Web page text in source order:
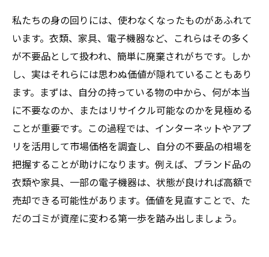
私たちの身の回りには、使わなくなったものがあふれて
います。衣類、家具、電子機器など、これらはその多く
が不要品として扱われ、簡単に廃棄されがちです。しか
し、実はそれらには思わぬ価値が隠れていることもあり
ます。まずは、自分の持っている物の中から、何が本当
に不要なのか、またはリサイクル可能なのかを見極める
ことが重要です。この過程では、インターネットやアプ
リを活用して市場価格を調査し、自分の不要品の相場を
把握することが助けになります。例えば、ブランド品の
衣類や家具、一部の電子機器は、状態が良ければ高額で
売却できる可能性があります。価値を見直すことで、た
だのゴミが資産に変わる第一歩を踏み出しましょう。